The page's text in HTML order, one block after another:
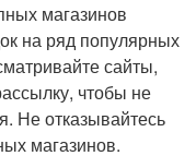
магазинов
на ряд популярных
сайты,
чтобы не
Не отказывайтесь
магазинов.